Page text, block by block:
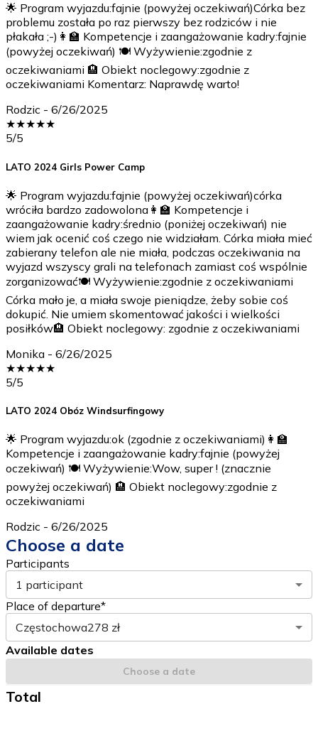
🌟 Program wyjazdu:fajnie (powyżej oczekiwań)Córka bez
problemu została po raz pierwszy bez rodziców i nie
płakała ;-)👩‍🏫 Kompetencje i zaangażowanie kadry:fajnie
(powyżej oczekiwań) 🍽️ Wyżywienie:zgodnie z
oczekiwaniami 🏨 Obiekt noclegowy:zgodnie z
oczekiwaniami Komentarz: Naprawdę warto!
Rodzic - 6/26/2025
★★★★★
5/5
LATO 2024 Girls Power Camp
🌟 Program wyjazdu:fajnie (powyżej oczekiwań)córka
wróciła bardzo zadowolona👩‍🏫 Kompetencje i
zaangażowanie kadry:średnio (poniżej oczekiwań) nie
wiem jak ocenić coś czego nie widziałam. Córka miała mieć
zabierany telefon ale nie miała, podczas oczekiwania na
wyjazd wszyscy grali na telefonach zamiast coś wspólnie
zorganizować🍽️ Wyżywienie:zgodnie z oczekiwaniami
Córka mało je, a miała swoje pieniądze, żeby sobie coś
dokupić. Nie umiem skomentować jakości i wielkości
posiłków🏨 Obiekt noclegowy: zgodnie z oczekiwaniami
Monika - 6/26/2025
★★★★★
5/5
LATO 2024 Obóz Windsurfingowy
🌟 Program wyjazdu:ok (zgodnie z oczekiwaniami)👩‍🏫
Kompetencje i zaangażowanie kadry:fajnie (powyżej
oczekiwań) 🍽️ Wyżywienie:Wow, super ! (znacznie
powyżej oczekiwań) 🏨 Obiekt noclegowy:zgodnie z
oczekiwaniami
Rodzic - 6/26/2025
Choose a date
Participants
1 participant
Place of departure*
Częstochowa278 zł
Available dates
Choose a date
Total